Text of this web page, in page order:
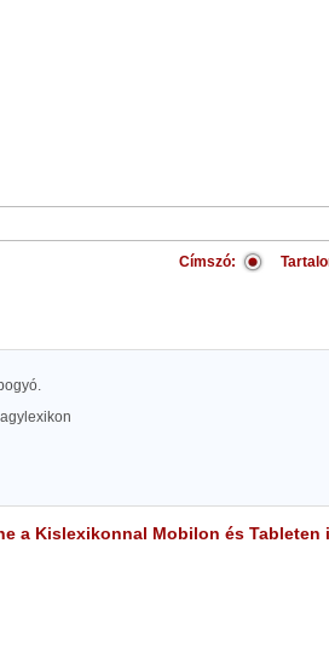
Címszó:
a Kislexikonnal Mobilon és Tableten